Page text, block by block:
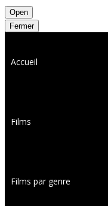
Open
Fermer
Accueil
Films
Films par genre